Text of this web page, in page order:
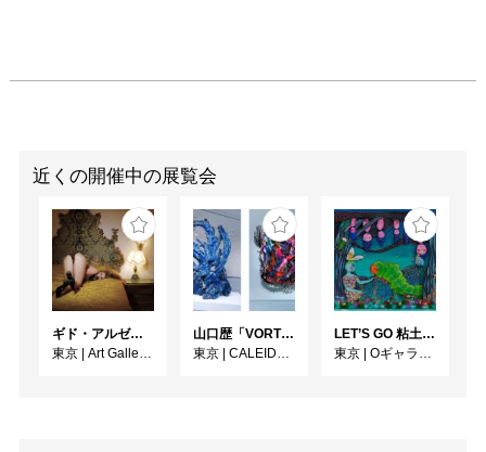
近くの開催中の展覧会
ギド・アルゼンチーニ写真展 『女性的宇宙』
東京
Art Gallery M84
⼭⼝歴「VORTEX」
東京
CALEIDO GINZA THE HUB
LET’S GO 粘土（クレイ）ジ−
東京
Oギャラリー